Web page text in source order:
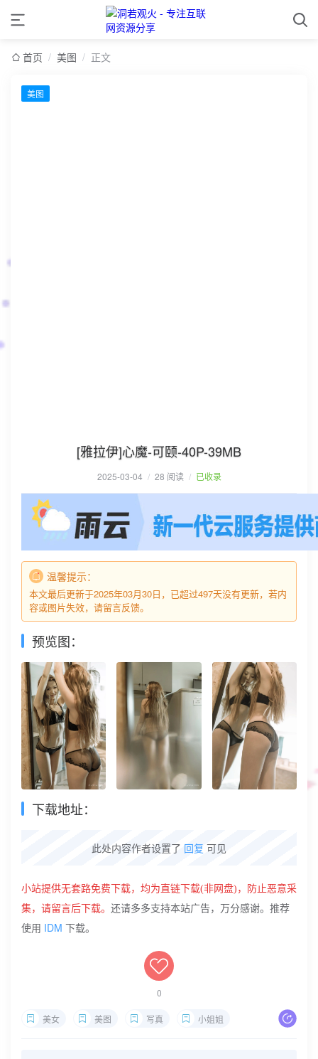
首页 / 美图 / 正文
美图
[雅拉伊]心魔-可颐-40P-39MB
2025-03-04 / 28 阅读 / 已收录
温馨提示：
本文最后更新于2025年03月30日，已超过497天没有更新，若内
容或图片失效，请留言反馈。
预览图：
下载地址：
此处内容作者设置了 回复 可见
小站提供无套路免费下载， 均为直链下载(非网盘) ，防止恶意采
集，请留言后下载。 还请多多支持本站广告，万分感谢。推荐
使用 IDM 下载。
0
美女 美图 写真 小姐姐